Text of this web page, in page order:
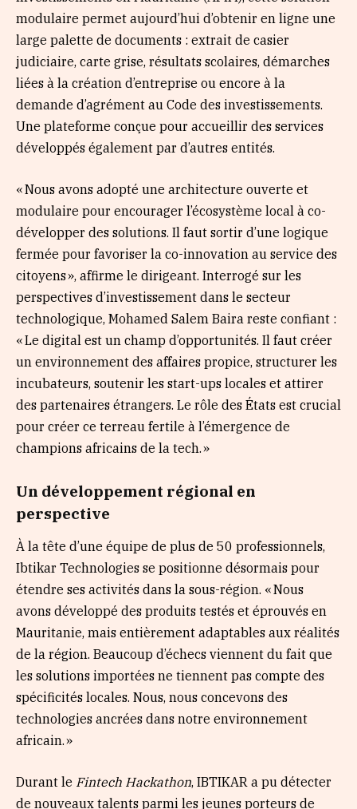
modulaire permet aujourd’hui d’obtenir en ligne une
large palette de documents : extrait de casier
judiciaire, carte grise, résultats scolaires, démarches
liées à la création d’entreprise ou encore à la
demande d’agrément au Code des investissements.
Une plateforme conçue pour accueillir des services
développés également par d’autres entités.
« Nous avons adopté une architecture ouverte et
modulaire pour encourager l’écosystème local à co-
développer des solutions. Il faut sortir d’une logique
fermée pour favoriser la co-innovation au service des
citoyens », affirme le dirigeant. Interrogé sur les
perspectives d’investissement dans le secteur
technologique, Mohamed Salem Baira reste confiant :
« Le digital est un champ d’opportunités. Il faut créer
un environnement des affaires propice, structurer les
incubateurs, soutenir les start-ups locales et attirer
des partenaires étrangers. Le rôle des États est crucial
pour créer ce terreau fertile à l’émergence de
champions africains de la tech. »
Un développement régional en
perspective
À la tête d’une équipe de plus de 50 professionnels,
Ibtikar Technologies se positionne désormais pour
étendre ses activités dans la sous-région. « Nous
avons développé des produits testés et éprouvés en
Mauritanie, mais entièrement adaptables aux réalités
de la région. Beaucoup d’échecs viennent du fait que
les solutions importées ne tiennent pas compte des
spécificités locales. Nous, nous concevons des
technologies ancrées dans notre environnement
africain. »
Durant le Fintech Hackathon, IBTIKAR a pu détecter
de nouveaux talents parmi les jeunes porteurs de